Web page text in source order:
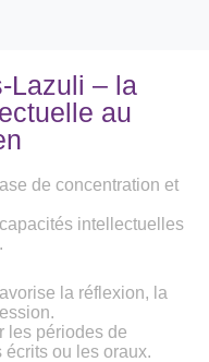
Lazuli – la
au
de concentration et
intellectuelles
la réflexion, la
les périodes de
ou les oraux.